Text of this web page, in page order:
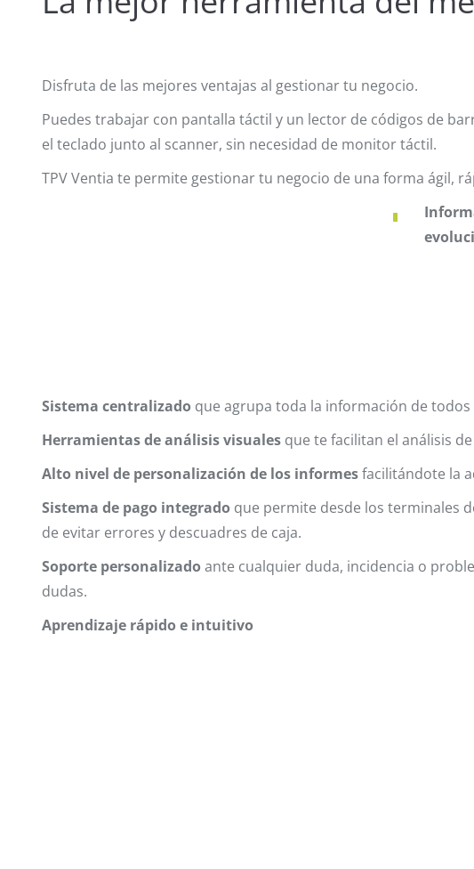
Disfruta de las mejores ventajas al gestionar tu negocio.
Puedes trabajar con pantalla táctil y un lector de códigos de
el teclado junto al scanner, sin necesidad de monitor táctil.
TPV Ventia te permite gestionar tu negocio de una forma ágil,
Sistema centralizado que agrupa toda la información de
Herramientas de análisis visuales que te facilitan el análisis
Alto nivel de personalización de los informesfacilitándote la
Sistema de pago integrado que permite desde los terminales
de evitar errores y descuadres de caja.
Soporte personalizado ante cualquier duda, incidencia o
dudas.
Aprendizaje rápido e intuitivo